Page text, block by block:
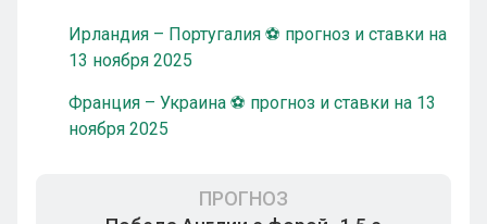
Ирландия – Португалия ⚽ прогноз и ставки на
13 ноября 2025
Франция – Украина ⚽ прогноз и ставки на 13
ноября 2025
ПРОГНОЗ